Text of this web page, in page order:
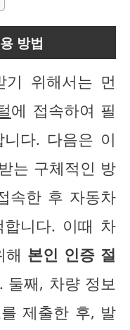
방법
기 위해서는 먼
에 접속하여 필
다. 다음은 이
는 구체적인 방
속한 후 자동차
니다. 이때 차
해 본인 인증 절
둘째, 차량 정보
제출한 후, 발